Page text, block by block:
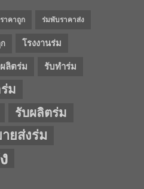
าคาถูก ร่มพับราคาส่ง
โรงงานร่ม
ผลิตร่ม รับทำร่ม
ม
รับผลิตร่ม
ยส่งร่ม